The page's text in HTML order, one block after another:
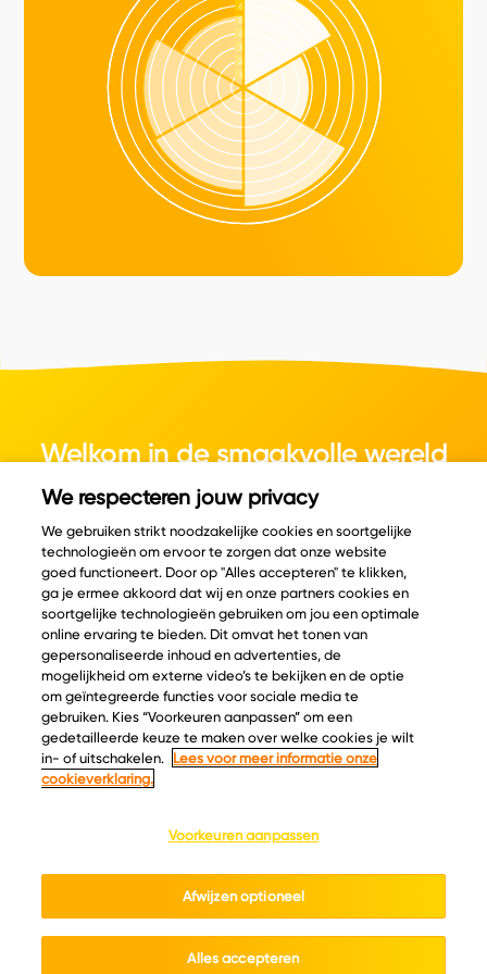
Welkom in de smaakvolle wereld
van kaas.
© Copyright 2026 Velder
Inspiratie
Kaascatalogus
Recepten
Kaasplankjes
Blog
Informatie
Over ons
Ontdek
Keurmerken
Algemene voorwaarden
We respecteren jouw privacy
We gebruiken strikt noodzakelijke cookies en soortgelijke
technologieën om ervoor te zorgen dat onze website
goed functioneert. Door op "Alles accepteren" te klikken,
ga je ermee akkoord dat wij en onze partners cookies en
soortgelijke technologieën gebruiken om jou een optimale
online ervaring te bieden. Dit omvat het tonen van
gepersonaliseerde inhoud en advertenties, de
mogelijkheid om externe video’s te bekijken en de optie
om geïntegreerde functies voor sociale media te
gebruiken. Kies “Voorkeuren aanpassen” om een
gedetailleerde keuze te maken over welke cookies je wilt
in- of uitschakelen.
Lees voor meer informatie onze
cookieverklaring.
Voorkeuren aanpassen
Afwijzen optioneel
Alles accepteren